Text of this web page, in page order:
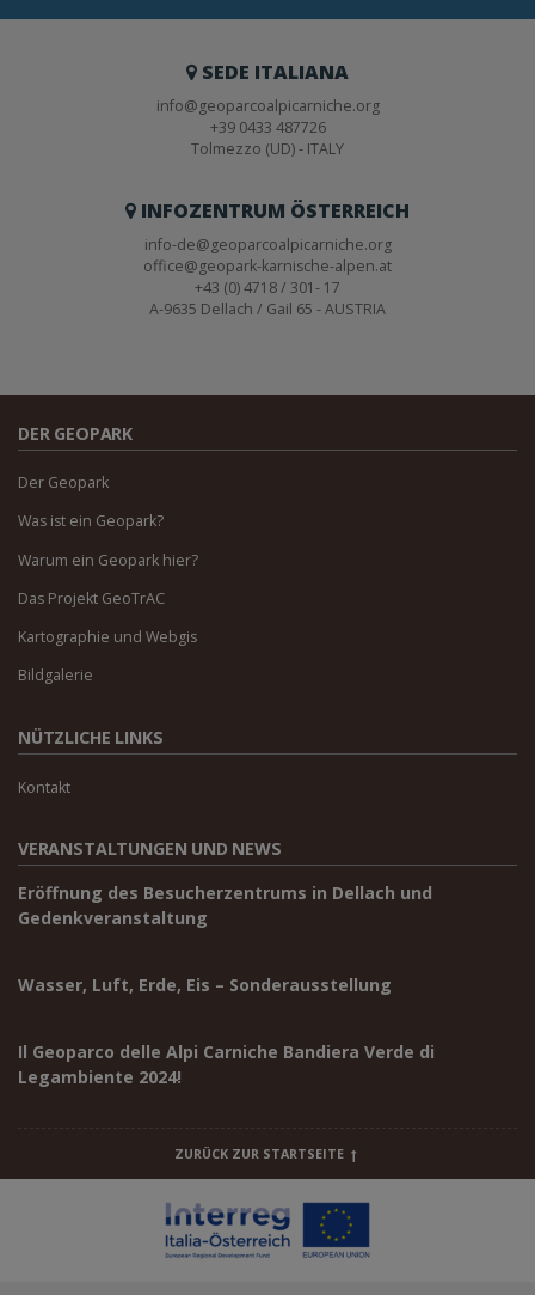
SEDE ITALIANA
info@geoparcoalpicarniche.org
+39 0433 487726
Tolmezzo (UD) - ITALY
INFOZENTRUM ÖSTERREICH
info-de@geoparcoalpicarniche.org
office@geopark-karnische-alpen.at
+43 (0) 4718 / 301- 17
A-9635 Dellach / Gail 65 - AUSTRIA
DER GEOPARK
Der Geopark
Was ist ein Geopark?
Warum ein Geopark hier?
Das Projekt GeoTrAC
Kartographie und Webgis
Bildgalerie
NÜTZLICHE LINKS
Kontakt
VERANSTALTUNGEN UND NEWS
Eröffnung des Besucherzentrums in Dellach und
Gedenkveranstaltung
Wasser, Luft, Erde, Eis – Sonderausstellung
Il Geoparco delle Alpi Carniche Bandiera Verde di
Legambiente 2024!
ZURÜCK ZUR STARTSEITE